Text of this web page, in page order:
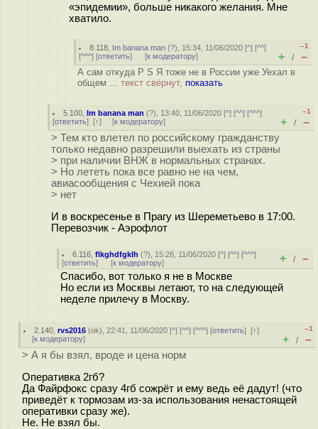
«эпидемии», больше никакого желания. Мне
хватило.
8.118 Im banana man (?), 15:34, 11/06/2020 [^] [^^]
[^^^] [ответить] [к модератору]
–1
+ / –
А сам откуда P S Я тоже не в России уже Уехал в
общем ... текст свёрнут, показать
5.100 ,Im banana man (?), 13:40, 11/06/2020 [^] [^^] [^^^]
[ответить] [↑] [к модератору]
–1
+ / –
> Тем кто влетел по российскому гражданству
только недавно разрешили выехать из страны
> при наличии ВНЖ в нормальных странах.
> Но лететь пока все равно не на чем,
авиасообщения с Чехией пока
> нет
И в воскресенье в Прагу из Шереметьево в 17:00.
Перевозчик - Аэрофлот
6.116 ,flkghdfgklh (?), 15:28, 11/06/2020 [^] [^^] [^^^]
[ответить] [к модератору] + / –
Спасибо, вот только я не в Москве
Но если из Москвы летают, то на следующей
неделе прилечу в Москву.
2.140 ,rvs2016 (ok), 22:41, 11/06/2020 [^] [^^] [^^^] [ответить][↑]
[к модератору]
–1
+ / –
> А я бы взял, вроде и цена норм
Оперативка 2гб?
Да Файрфокс сразу 4гб сожрёт и ему ведь её дадут! (что
приведёт к тормозам из-за использования ненастоящей
оперативки сразу же).
Не. Не взял бы.